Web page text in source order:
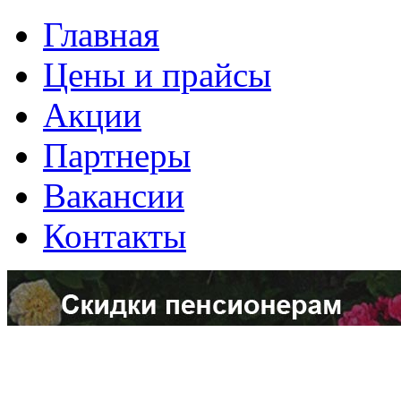
Главная
Цены и прайсы
Акции
Партнеры
Вакансии
Контакты